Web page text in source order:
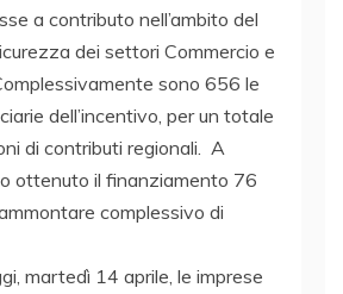
a contributo nell’ambito del
dei settori Commercio e
sono 656 le
dell’incentivo, per un totale
di contributi regionali. A
ottenuto il finanziamento 76
complessivo di
martedì 14 aprile, le imprese